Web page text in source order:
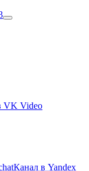
VK Video
Канал в Yandex